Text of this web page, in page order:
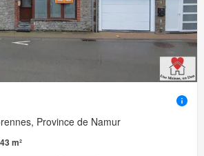
Province de Namur
m²